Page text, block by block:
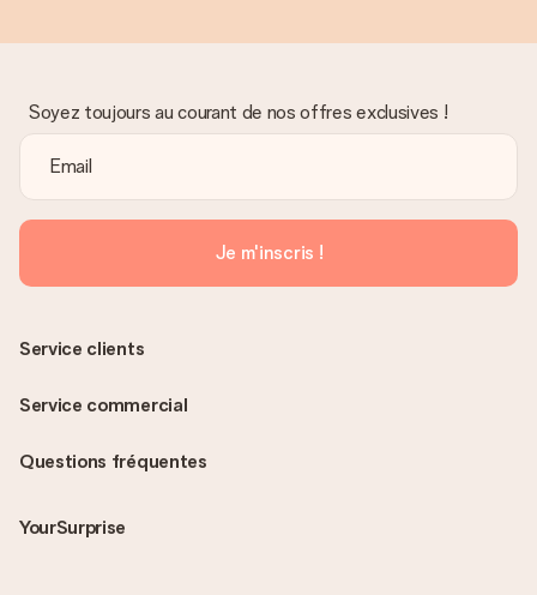
Soyez toujours au courant de nos offres exclusives !
Je m'inscris !
Questions fréquentes
YourSurprise
Service clients
Service commercial